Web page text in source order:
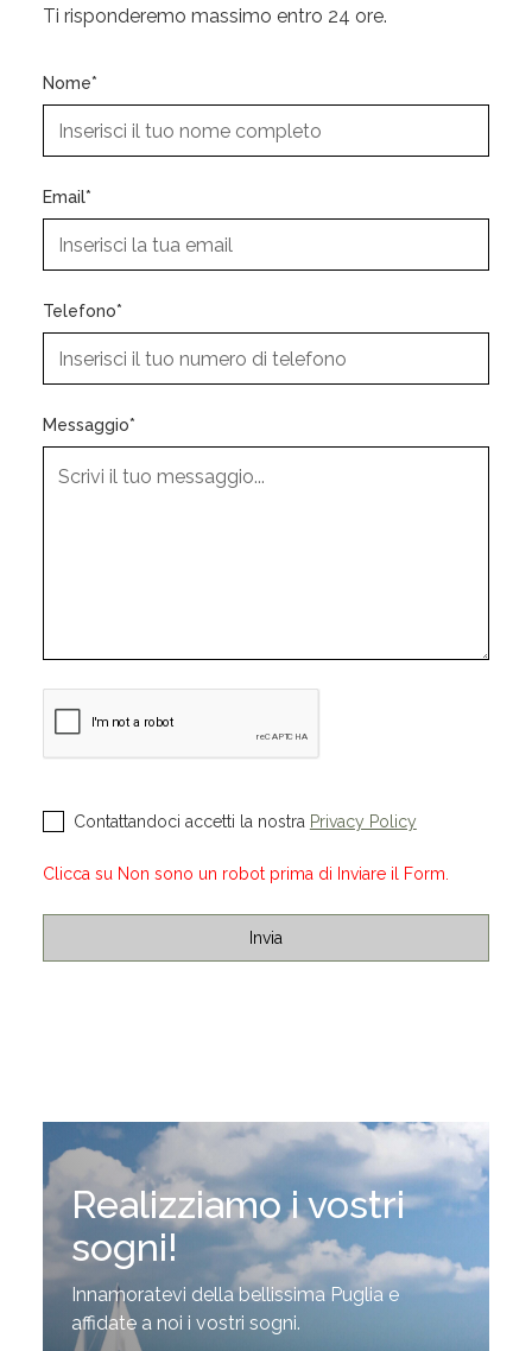
Ti risponderemo massimo entro 24 ore.
Nome*
Email*
Telefono*
Messaggio*
Contattandoci accetti la nostra Privacy Policy
Clicca su Non sono un robot prima di Inviare il Form.
Realizziamo i vostri
sogni!
Innamoratevi della bellissima Puglia e
affidate a noi i vostri sogni.